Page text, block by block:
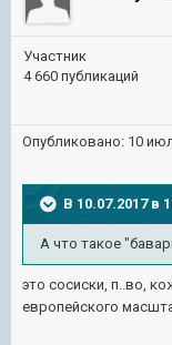
Участник
4 660 публикаций
Опубликовано: 10
В 10.07.2017 в
А что такое
это сосиски, п..во,
европейского